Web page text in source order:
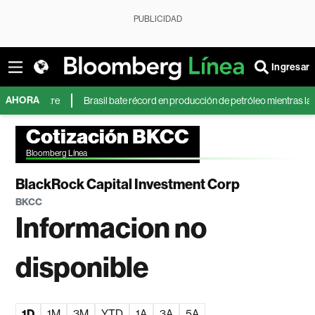
PUBLICIDAD
Ingresar
AHORA Brasil bate récord en producción de petróleo mientras la guerra
Cotización BKCC
Bloomberg Línea
BlackRock Capital Investment Corp
BKCC
Informacion no
disponible